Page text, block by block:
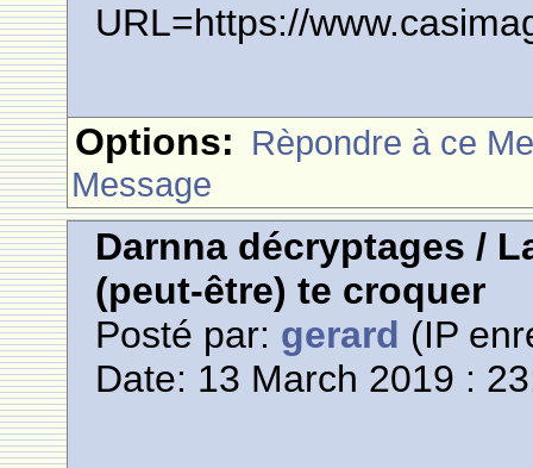
URL=https://
Options: Rèpondre à ce
Message
Darnna décryptages /
(peut-être) te croquer
Posté par: gerard (IP
Date: 13 March 2019 :